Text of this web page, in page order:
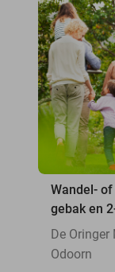
Wandel-
gebak en
De
Odoorn